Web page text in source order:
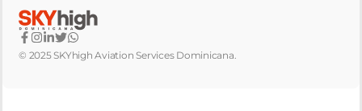
© 2025 SKYhigh Aviation Services Dominicana.